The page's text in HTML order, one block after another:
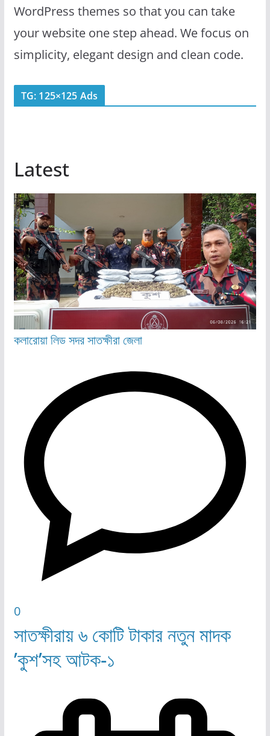
WordPress themes so that you can take
your website one step ahead. We focus on
simplicity, elegant design and clean code.
TG: 125×125 Ads
Latest
কলারোয়ালিডসদরসাতক্ষীরা জেলা
0
সাতক্ষীরায় ৬ কোটি টাকার নতুন মাদক
’কুশ’সহ আটক-১